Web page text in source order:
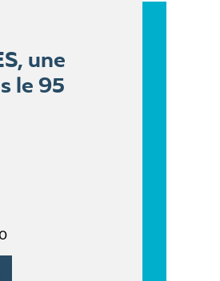
une
le 95